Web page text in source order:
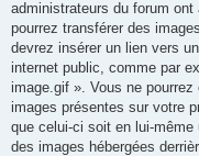
administrateurs du forum
pourrez transférer des
devrez insérer un lien vers
internet public, comme par
image.gif ». Vous ne
images présentes sur votre
que celui-ci soit en lui-
des images hébergées